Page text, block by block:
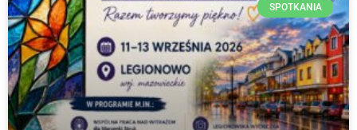
SPOTKANIA